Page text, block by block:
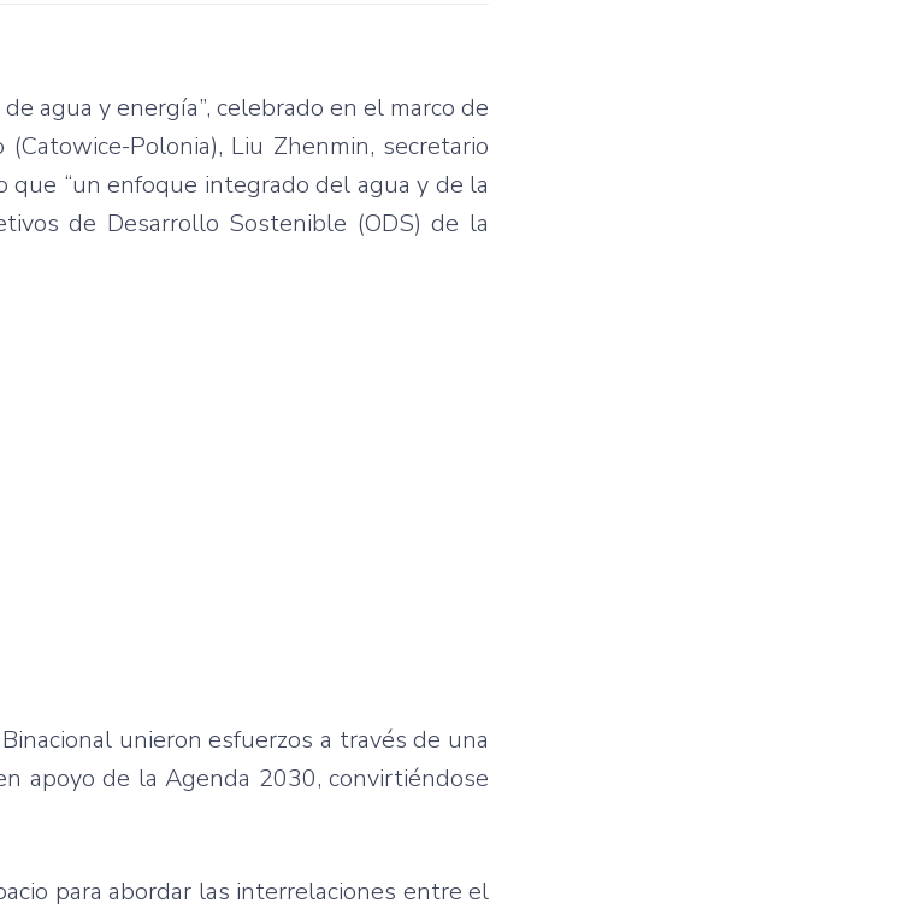
agua y energía”, celebrado en el marco de
Polonia), Liu Zhenmin, secretario
“un enfoque integrado del agua y de la
de Desarrollo Sostenible (ODS) de la
unieron esfuerzos a través de una
apoyo de la Agenda 2030, convirtiéndose
para abordar las interrelaciones entre el